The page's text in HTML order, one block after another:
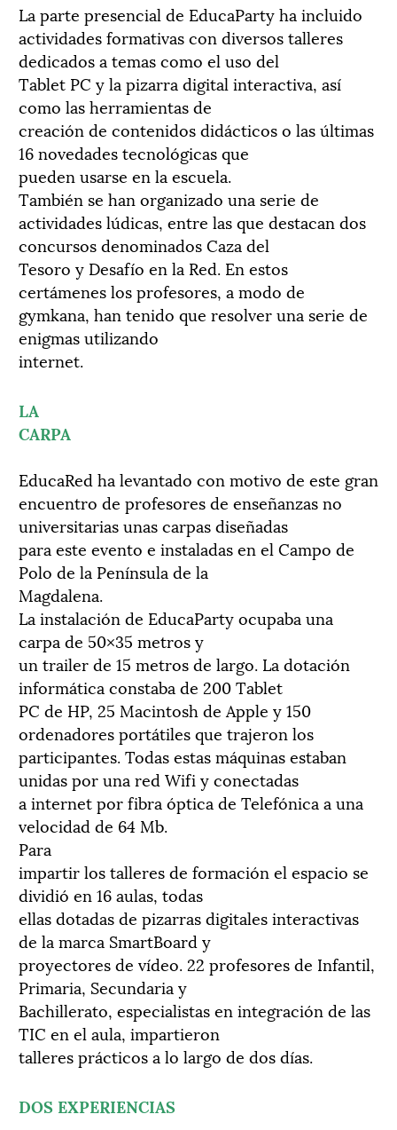
La parte presencial de EducaParty ha incluido
actividades formativas con diversos talleres
dedicados a temas como el uso del
Tablet PC y la pizarra digital interactiva, así
como las herramientas de
creación de contenidos didácticos o las últimas
16 novedades tecnológicas que
pueden usarse en la escuela.
También se han organizado una serie de
actividades lúdicas, entre las que destacan dos
concursos denominados Caza del
Tesoro y Desafío en la Red. En estos
certámenes los profesores, a modo de
gymkana, han tenido que resolver una serie de
enigmas utilizando
internet.
LA
CARPA
EducaRed ha levantado con motivo de este gran
encuentro de profesores de enseñanzas no
universitarias unas carpas diseñadas
para este evento e instaladas en el Campo de
Polo de la Península de la
Magdalena.
La instalación de EducaParty ocupaba una
carpa de 50×35 metros y
un trailer de 15 metros de largo. La dotación
informática constaba de 200 Tablet
PC de HP, 25 Macintosh de Apple y 150
ordenadores portátiles que trajeron los
participantes. Todas estas máquinas estaban
unidas por una red Wifi y conectadas
a internet por fibra óptica de Telefónica a una
velocidad de 64 Mb.
Para
impartir los talleres de formación el espacio se
dividió en 16 aulas, todas
ellas dotadas de pizarras digitales interactivas
de la marca SmartBoard y
proyectores de vídeo. 22 profesores de Infantil,
Primaria, Secundaria y
Bachillerato, especialistas en integración de las
TIC en el aula, impartieron
talleres prácticos a lo largo de dos días.
DOS EXPERIENCIAS